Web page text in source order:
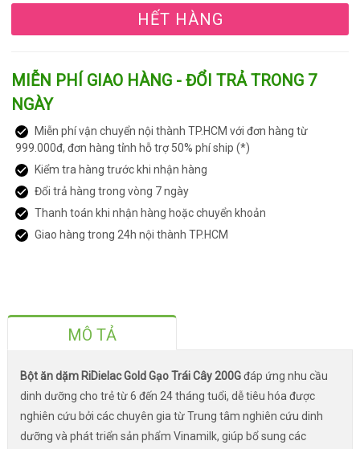
HẾT HÀNG
MIỄN PHÍ GIAO HÀNG - ĐỔI TRẢ TRONG 7
NGÀY
Miễn phí vận chuyển nội thành TP.HCM với đơn hàng từ
999.000đ, đơn hàng tỉnh hỗ trợ 50% phí ship (*)
Kiểm tra hàng trước khi nhận hàng
Đổi trả hàng trong vòng 7 ngày
Thanh toán khi nhận hàng hoặc chuyển khoản
Giao hàng trong 24h nội thành TP.HCM
MÔ TẢ
Bột ăn dặm RiDielac Gold Gạo Trái Cây 200Gđáp ứng nhu cầu
dinh dưỡng cho trẻ từ 6 đến 24 tháng tuổi, dễ tiêu hóa được
nghiên cứu bởi các chuyên gia từ Trung tâm nghiên cứu dinh
dưỡng và phát triển sản phẩm Vinamilk, giúp bổ sung các